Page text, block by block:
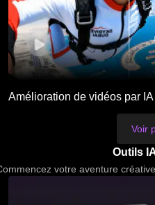
Amélioration de vidéos par IA
Voir
Outils
votre aventure